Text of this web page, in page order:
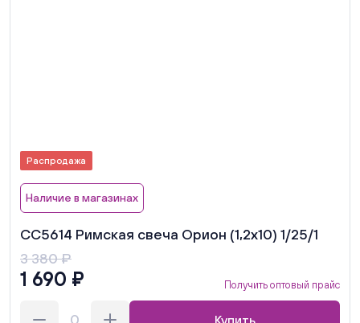
Распродажа
Наличие в магазинах
СС5614 Римская свеча Орион (1,2х10) 1/25/1
1 690 ₽
3 380 ₽
Получить оптовый прайс
Купить